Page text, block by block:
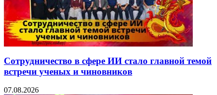
Сотрудничество в сфере ИИ стало главной темой
встречи ученых и чиновников
07.08.2026